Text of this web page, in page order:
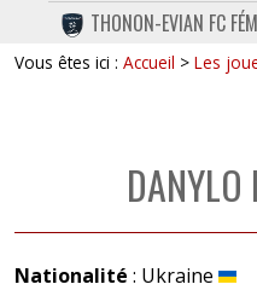
TWITTERTHONON-EVIAN FC
Vous êtes ici : Accueil > Les
DANYLO
Nationalité : Ukraine